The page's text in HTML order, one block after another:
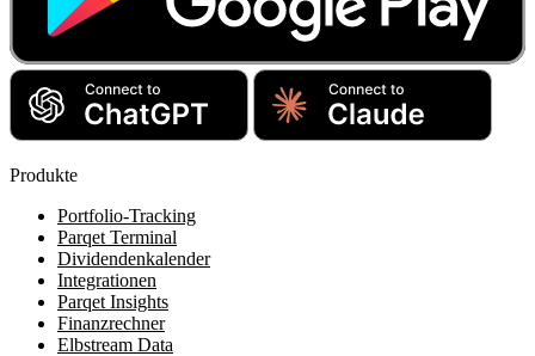
Produkte
Portfolio-Tracking
Parqet Terminal
Dividendenkalender
Integrationen
Parqet Insights
Finanzrechner
Elbstream Data